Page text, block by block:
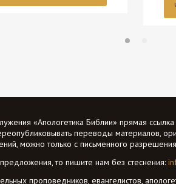
«Апологетика Библии» прямая
переводы материалов,
можно только с письменного
то пишите нам без стеснения:
проповедников, евангелистов,